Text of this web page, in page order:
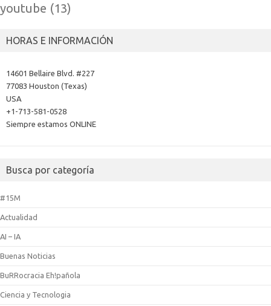
youtube (13)
HORAS E INFORMACIÓN
14601 Bellaire Blvd. #227
77083 Houston (Texas)
USA
+1-713-581-0528
Siempre estamos ONLINE
Busca por categoría
#15M
Actualidad
AI – IA
Buenas Noticias
BuRRocracia Eh!pañola
Ciencia y Tecnologia